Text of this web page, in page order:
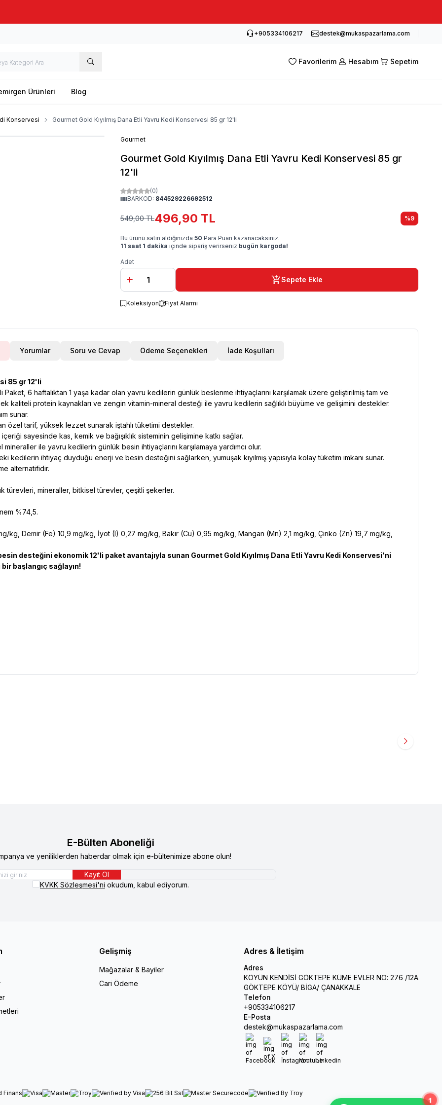
1
+905334106217 destek@mukaspazarlama.com
Favorilerim Hesabım Sepetim
Ürünleri Blog
Konservesi Gourmet Gold Kıyılmış Dana Etli Yavru Kedi Konservesi 85 gr 12'li
Gourmet
Gourmet Gold Kıyılmış Dana Etli Yavru Kedi Konservesi 85 gr
12'li
(0)
BARKOD: 844529226692512
549,00TL496,90 TL %9
Bu ürünü satın aldığınızda 50 Para Puan kazanacaksınız.
11 saat 1 dakika içinde sipariş verirseniz bugün kargoda!
Adet
Sepete Ekle
Koleksiyon Fiyat Alarmı
Yorumlar Soru ve Cevap Ödeme Seçenekleri İade Koşulları
85 gr 12'li
Paket, 6 haftalıktan 1 yaşa kadar olan yavru kedilerin günlük beslenme ihtiyaçlarını karşılamak üzere geliştirilmiş tam ve
kaliteli protein kaynakları ve zengin vitamin-mineral desteği ile yavru kedilerin sağlıklı büyüme ve gelişimini destekler.
sunar.
özel tarif, yüksek lezzet sunarak iştahlı tüketimi destekler.
sayesinde kas, kemik ve bağışıklık sisteminin gelişimine katkı sağlar.
mineraller ile yavru kedilerin günlük besin ihtiyaçlarını karşılamaya yardımcı olur.
kedilerin ihtiyaç duyduğu enerji ve besin desteğini sağlarken, yumuşak kıyılmış yapısıyla kolay tüketim imkanı sunar.
alternatifidir.
türevleri, mineraller, bitkisel türevler, çeşitli şekerler.
%74,5.
kg, Demir (Fe) 10,9 mg/kg, İyot (I) 0,27 mg/kg, Bakır (Cu) 0,95 mg/kg, Mangan (Mn) 2,1 mg/kg, Çinko (Zn) 19,7 mg/kg,
desteğini ekonomik 12'li paket avantajıyla sunan Gourmet Gold Kıyılmış Dana Etli Yavru Kedi Konservesi'ni
başlangıç sağlayın!
E-Bülten Aboneliği
ve yeniliklerden haberdar olmak için e-bültenimize abone olun!
Kayıt Ol
KVKK Sözleşmesi'ni okudum, kabul ediyorum.
Gelişmiş
Mağazalar & Bayiler
Cari Ödeme
Adres & İletişim
Adres
KÖYÜN KENDİSİ GÖKTEPE KÜME EVLER NO: 276 /12A
GÖKTEPE KÖYÜ/ BİGA/ ÇANAKKALE
Telefon
+905334106217
E-Posta
destek@mukaspazarlama.com
Facebook
X İnstagram
Youtube